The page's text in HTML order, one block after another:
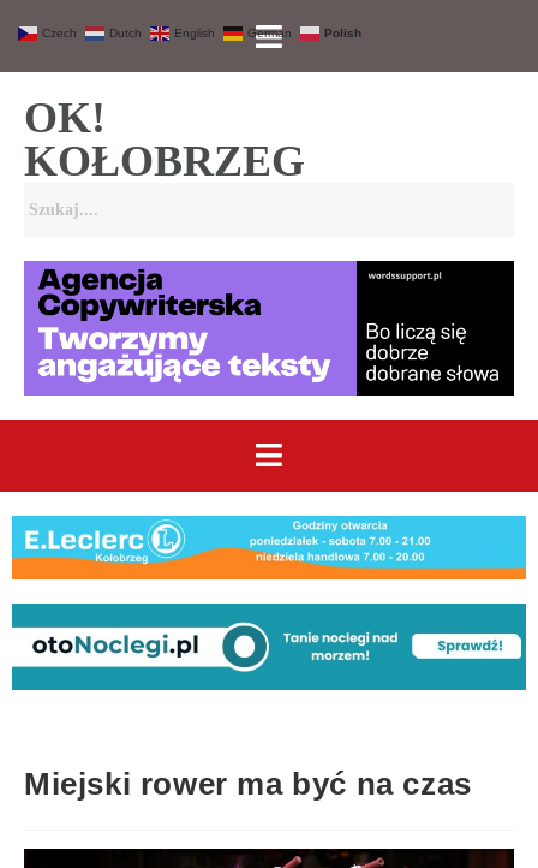
OK!
KOŁOBRZEG
Miejski rower ma być na czas
Czech Dutch English German Polish